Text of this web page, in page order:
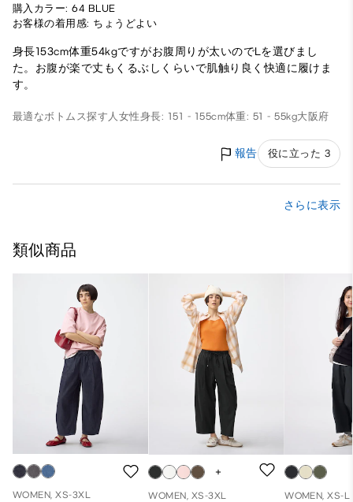
購入カラー: 64 BLUE
お客様の着用感: ちょうどよい
身長153cm体重54kgですがお腹周りが太いのでLを選びまし
た。お腹が楽で丈もくるぶしくらいで肌触り良く快適に履けま
す。
最適なボトムス探す人 女性身長: 151 - 155cm体重: 51 - 55kg大阪府
報告 役に立った 3
さらに表示
類似商品
WOMEN, XS-3XL
WOMEN, XS-3XL
WOMEN, XS-L